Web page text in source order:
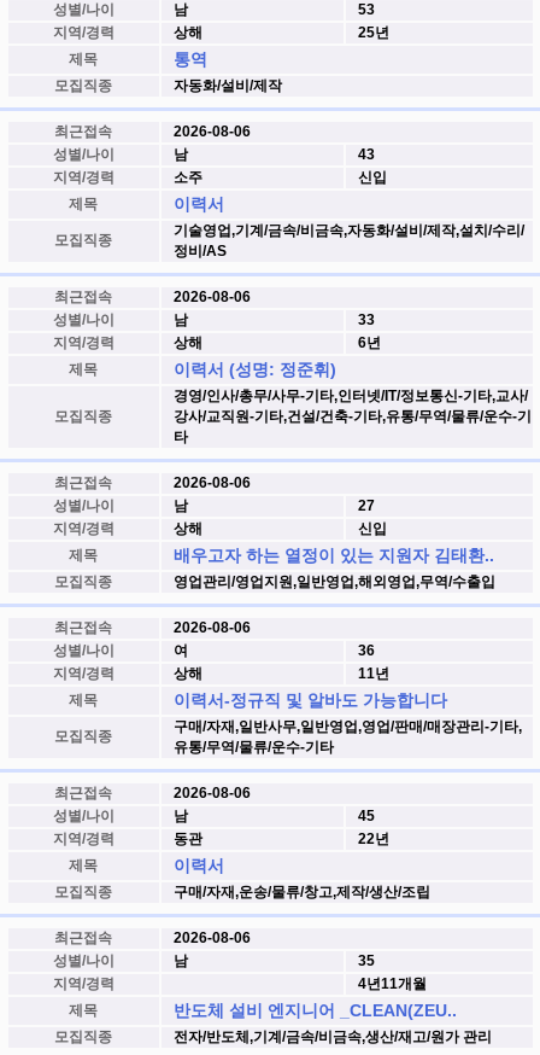
성별/나이
남
53
지역/경력
상해
25년
제목
통역
모집직종 자동화/설비/제작
최근접속
2026-08-06
성별/나이
남
43
지역/경력
소주
신입
제목
이력서
모집직종
기술영업,기계/금속/비금속,자동화/설비/제작,설치/수리/
정비/AS
최근접속
2026-08-06
성별/나이
남
33
지역/경력
상해
6년
제목
이력서 (성명: 정준휘)
모집직종
경영/인사/총무/사무-기타,인터넷/IT/정보통신-기타,교사/
강사/교직원-기타,건설/건축-기타,유통/무역/물류/운수-기
타
최근접속
2026-08-06
성별/나이
남
27
지역/경력
상해
신입
제목
배우고자 하는 열정이 있는 지원자 김태환..
모집직종 영업관리/영업지원,일반영업,해외영업,무역/수출입
최근접속
2026-08-06
성별/나이
여
36
지역/경력
상해
11년
제목
이력서-정규직 및 알바도 가능합니다
모집직종
구매/자재,일반사무,일반영업,영업/판매/매장관리-기타,
유통/무역/물류/운수-기타
최근접속
2026-08-06
성별/나이
남
45
지역/경력
동관
22년
제목
이력서
모집직종 구매/자재,운송/물류/창고,제작/생산/조립
최근접속
2026-08-06
성별/나이
남
35
지역/경력
4년11개월
제목
반도체 설비 엔지니어 _CLEAN(ZEU..
모집직종 전자/반도체,기계/금속/비금속,생산/재고/원가 관리